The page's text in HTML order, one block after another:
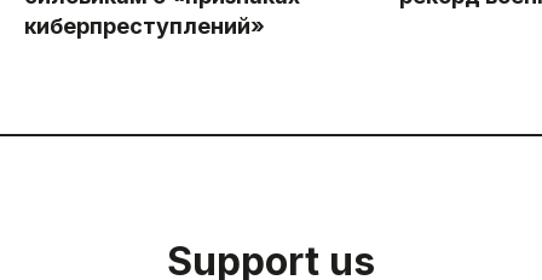
киберпреступлений»
Support us